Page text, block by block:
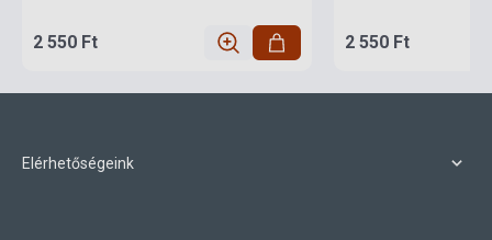
2 550 Ft 2 550 Ft
Elérhetőségeink